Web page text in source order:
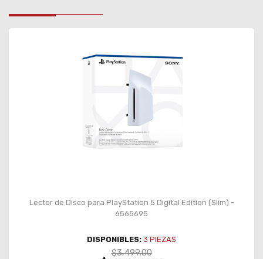
Lector de Disco para PlayStation 5 Digital Edition (Slim) -
6565695
DISPONIBLES: 3 PIEZAS
$3,499.00